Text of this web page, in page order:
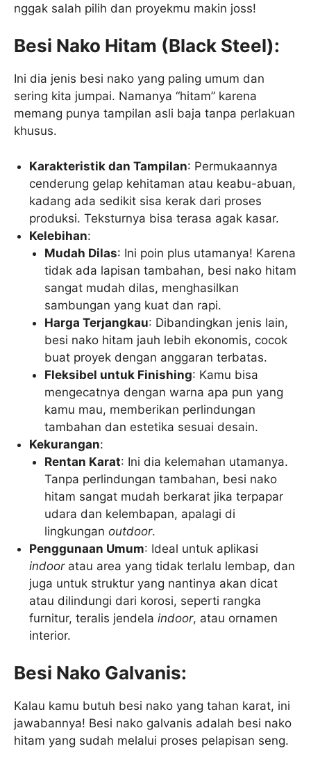
nggak salah pilih dan proyekmu makin joss!
Besi Nako Hitam (Black Steel):
Ini dia jenis besi nako yang paling umum dan
sering kita jumpai. Namanya “hitam” karena
memang punya tampilan asli baja tanpa perlakuan
khusus.
Karakteristik dan Tampilan: Permukaannya
cenderung gelap kehitaman atau keabu-abuan,
kadang ada sedikit sisa kerak dari proses
produksi. Teksturnya bisa terasa agak kasar.
Kelebihan:
Mudah Dilas: Ini poin plus utamanya! Karena
tidak ada lapisan tambahan, besi nako hitam
sangat mudah dilas, menghasilkan
sambungan yang kuat dan rapi.
Harga Terjangkau: Dibandingkan jenis lain,
besi nako hitam jauh lebih ekonomis, cocok
buat proyek dengan anggaran terbatas.
Fleksibel untuk Finishing: Kamu bisa
mengecatnya dengan warna apa pun yang
kamu mau, memberikan perlindungan
tambahan dan estetika sesuai desain.
Kekurangan:
Rentan Karat: Ini dia kelemahan utamanya.
Tanpa perlindungan tambahan, besi nako
hitam sangat mudah berkarat jika terpapar
udara dan kelembapan, apalagi di
lingkunganoutdoor.
Penggunaan Umum: Ideal untuk aplikasi
indooratau area yang tidak terlalu lembap, dan
juga untuk struktur yang nantinya akan dicat
atau dilindungi dari korosi, seperti rangka
furnitur, teralis jendelaindoor, atau ornamen
interior.
Besi Nako Galvanis:
Kalau kamu butuh besi nako yang tahan karat, ini
jawabannya! Besi nako galvanis adalah besi nako
hitam yang sudah melalui proses pelapisan seng.